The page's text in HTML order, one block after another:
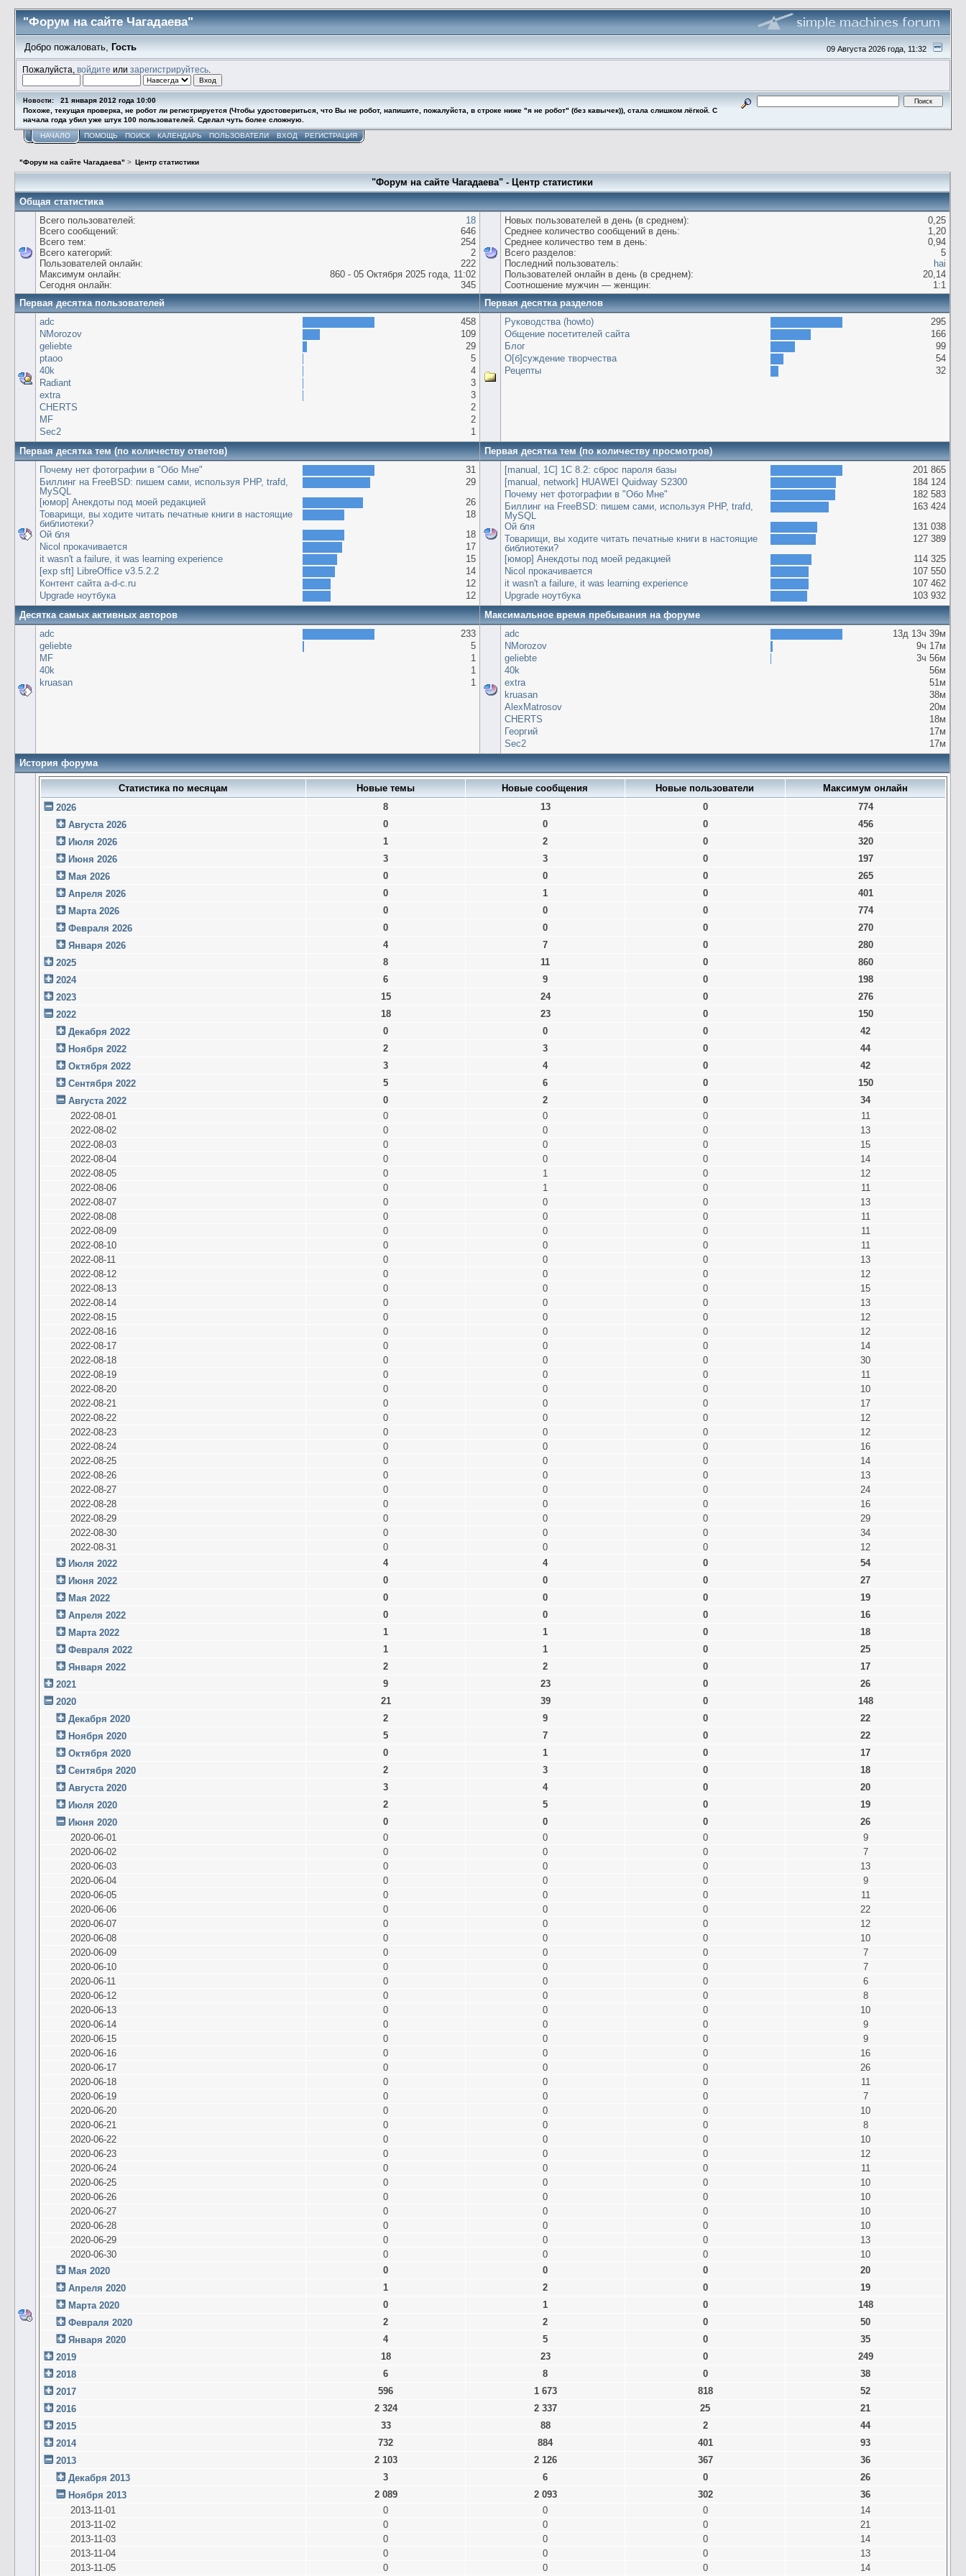
"Форум на сайте Чагадаева"
09 Августа 2026 года, 11:32
Добро пожаловать, Гость
Пожалуйста,войдите илизарегистрируйтесь
Новости:
21 января 2012 года 10:00
Похоже, текущая проверка, не робот ли регистрируется (Чтобы удостовериться, что Вы не робот, напишите, пожалуйста, в строке ниже "я не робот" (без кавычек)), стала слишком лёгкой. С
начала года убил уже штук 100 пользователей. Сделал чуть более сложную.
НАЧАЛО ПОМОЩЬ ПОИСК КАЛЕНДАРЬ ПОЛЬЗОВАТЕЛИ ВХОД РЕГИСТРАЦИЯ
"Форум на сайте Чагадаева" > Центр статистики
"Форум на сайте Чагадаева" - Центр статистики
Общая статистика
Всего пользователей:
18
Всего сообщений:
646
Всего тем:
254
Всего категорий:
2
Пользователей онлайн:
222
Максимум онлайн:
860 - 05 Октября 2025 года, 11:02
Сегодня онлайн:
345
Новых пользователей в день (в среднем):
0,25
Среднее количество сообщений в день:
1,20
Среднее количество тем в день:
0,94
Всего разделов:
5
Последний пользователь:
hai
Пользователей онлайн в день (в среднем):
20,14
Соотношение мужчин — женщин:
1:1
Первая десятка пользователей
Первая десятка разделов
adc
458
NMorozov
109
geliebte
29
ptaoo
5
40k
4
Radiant
3
extra
3
CHERTS
2
MF
2
Sec2
1
Руководства (howto)
295
Общение посетителей сайта
166
Блог
99
О[б]суждение творчества
54
Рецепты
32
Первая десятка тем (по количеству ответов)
Первая десятка тем (по количеству просмотров)
Почему нет фотографии в "Обо Мне"
31
Биллинг на FreeBSD: пишем сами, используя PHP, trafd,
MySQL
29
[юмор] Анекдоты под моей редакцией
26
Товарищи, вы ходите читать печатные книги в настоящие
библиотеки?
18
Ой бля
18
Nicol прокачивается
17
it wasn't a failure, it was learning experience
15
[exp sft] LibreOffice v3.5.2.2
14
Контент сайта a-d-c.ru
12
Upgrade ноутбука
12
[manual, 1С] 1С 8.2: сброс пароля базы
201 865
[manual, network] HUAWEI Quidway S2300
184 124
Почему нет фотографии в "Обо Мне"
182 583
Биллинг на FreeBSD: пишем сами, используя PHP, trafd,
MySQL
163 424
Ой бля
131 038
Товарищи, вы ходите читать печатные книги в настоящие
библиотеки?
127 389
[юмор] Анекдоты под моей редакцией
114 325
Nicol прокачивается
107 550
it wasn't a failure, it was learning experience
107 462
Upgrade ноутбука
103 932
Десятка самых активных авторов
Максимальное время пребывания на форуме
adc
233
geliebte
5
MF
1
40k
1
kruasan
1
adc
13д 13ч 39м
NMorozov
9ч 17м
geliebte
3ч 56м
40k
56м
extra
51м
kruasan
38м
AlexMatrosov
20м
CHERTS
18м
Георгий
17м
Sec2
17м
История форума
Статистика по месяцам Новые темы Новые сообщения Новые пользователи
Максимум онлайн
2026
8 13 0
774
Августа 2026
0 0 0
456
Июля 2026
1 2 0
320
Июня 2026
3 3 0
197
Мая 2026
0 0 0
265
Апреля 2026
0 1 0
401
Марта 2026
0 0 0
774
Февраля 2026
0 0 0
270
Января 2026
4 7 0
280
2025
8 11 0
860
2024
6 9 0
198
2023
15 24 0
276
2022
18 23 0
150
Декабря 2022
0 0 0
42
Ноября 2022
2 3 0
44
Октября 2022
3 4 0
42
Сентября 2022
5 6 0
150
Августа 2022
0 2 0
34
2022-08-01
0 0 0
11
2022-08-02
0 0 0
13
2022-08-03
0 0 0
15
2022-08-04
0 0 0
14
2022-08-05
0 1 0
12
2022-08-06
0 1 0
11
2022-08-07
0 0 0
13
2022-08-08
0 0 0
11
2022-08-09
0 0 0
11
2022-08-10
0 0 0
11
2022-08-11
0 0 0
13
2022-08-12
0 0 0
12
2022-08-13
0 0 0
15
2022-08-14
0 0 0
13
2022-08-15
0 0 0
12
2022-08-16
0 0 0
12
2022-08-17
0 0 0
14
2022-08-18
0 0 0
30
2022-08-19
0 0 0
11
2022-08-20
0 0 0
10
2022-08-21
0 0 0
17
2022-08-22
0 0 0
12
2022-08-23
0 0 0
12
2022-08-24
0 0 0
16
2022-08-25
0 0 0
14
2022-08-26
0 0 0
13
2022-08-27
0 0 0
24
2022-08-28
0 0 0
16
2022-08-29
0 0 0
29
2022-08-30
0 0 0
34
2022-08-31
0 0 0
12
Июля 2022
4 4 0
54
Июня 2022
0 0 0
27
Мая 2022
0 0 0
19
Апреля 2022
0 0 0
16
Марта 2022
1 1 0
18
Февраля 2022
1 1 0
25
Января 2022
2 2 0
17
2021
9 23 0
26
2020
21 39 0
148
Декабря 2020
2 9 0
22
Ноября 2020
5 7 0
22
Октября 2020
0 1 0
17
Сентября 2020
2 3 0
18
Августа 2020
3 4 0
20
Июля 2020
2 5 0
19
Июня 2020
0 0 0
26
2020-06-01
0 0 0
9
2020-06-02
0 0 0
7
2020-06-03
0 0 0
13
2020-06-04
0 0 0
9
2020-06-05
0 0 0
11
2020-06-06
0 0 0
22
2020-06-07
0 0 0
12
2020-06-08
0 0 0
10
2020-06-09
0 0 0
7
2020-06-10
0 0 0
7
2020-06-11
0 0 0
6
2020-06-12
0 0 0
8
2020-06-13
0 0 0
10
2020-06-14
0 0 0
9
2020-06-15
0 0 0
9
2020-06-16
0 0 0
16
2020-06-17
0 0 0
26
2020-06-18
0 0 0
11
2020-06-19
0 0 0
7
2020-06-20
0 0 0
10
2020-06-21
0 0 0
8
2020-06-22
0 0 0
10
2020-06-23
0 0 0
12
2020-06-24
0 0 0
11
2020-06-25
0 0 0
10
2020-06-26
0 0 0
10
2020-06-27
0 0 0
10
2020-06-28
0 0 0
10
2020-06-29
0 0 0
13
2020-06-30
0 0 0
10
Мая 2020
0 0 0
20
Апреля 2020
1 2 0
19
Марта 2020
0 1 0
148
Февраля 2020
2 2 0
50
Января 2020
4 5 0
35
2019
18 23 0
249
2018
6 8 0
38
2017
596 1 673 818
52
2016
2 324 2 337 25
21
2015
33 88 2
44
2014
732 884 401
93
2013
2 103 2 126 367
36
Декабря 2013
3 6 0
26
Ноября 2013
2 089 2 093 302
36
2013-11-01
0 0 0
14
2013-11-02
0 0 0
21
2013-11-03
0 0 0
14
2013-11-04
0 0 0
13
2013-11-05
0 0 0 14